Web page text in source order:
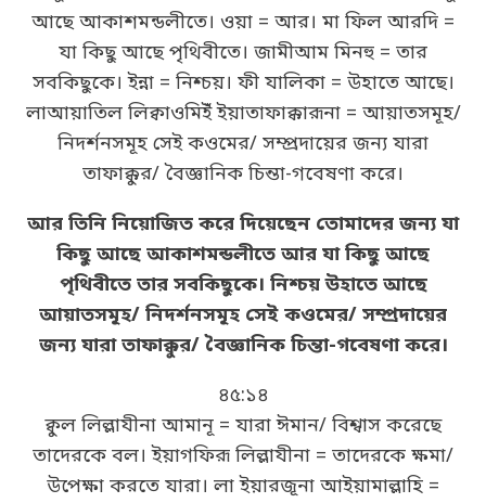
আছে আকাশমন্ডলীতে। ওয়া = আর। মা ফিল আরদি =
যা কিছু আছে পৃথিবীতে। জামীআম মিনহু = তার
সবকিছুকে। ইন্না = নিশ্চয়। ফী যালিকা = উহাতে আছে।
লাআয়াতিল লিক্বাওমিইঁ ইয়াতাফাক্কারূনা = আয়াতসমূহ/
নিদর্শনসমূহ সেই কওমের/ সম্প্রদায়ের জন্য যারা
তাফাক্কুর/ বৈজ্ঞানিক চিন্তা-গবেষণা করে।
আর তিনি নিয়োজিত করে দিয়েছেন তোমাদের জন্য যা
কিছু আছে আকাশমন্ডলীতে আর যা কিছু আছে
পৃথিবীতে তার সবকিছুকে। নিশ্চয় উহাতে আছে
আয়াতসমূহ/ নিদর্শনসমূহ সেই কওমের/ সম্প্রদায়ের
জন্য যারা তাফাক্কুর/ বৈজ্ঞানিক চিন্তা-গবেষণা করে।
৪৫:১৪
ক্বুল লিল্লাযীনা আমানূ = যারা ঈমান/ বিশ্বাস করেছে
তাদেরকে বল। ইয়াগফিরূ লিল্লাযীনা = তাদেরকে ক্ষমা/
উপেক্ষা করতে যারা। লা ইয়ারজূনা আইয়ামাল্লাহি =